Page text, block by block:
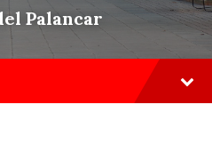
Palancar